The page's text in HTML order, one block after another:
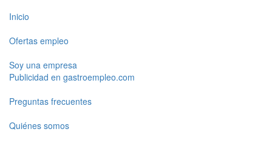
Inicio
Ofertas empleo
Soy una empresa
Publicidad en gastroempleo.com
Preguntas frecuentes
Quiénes somos